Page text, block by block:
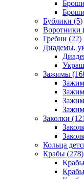
Бублики (5)
Воротники
Гребни (22)
Диадемы,
Зажимы
Заколки
Кольца
Крабы (278)